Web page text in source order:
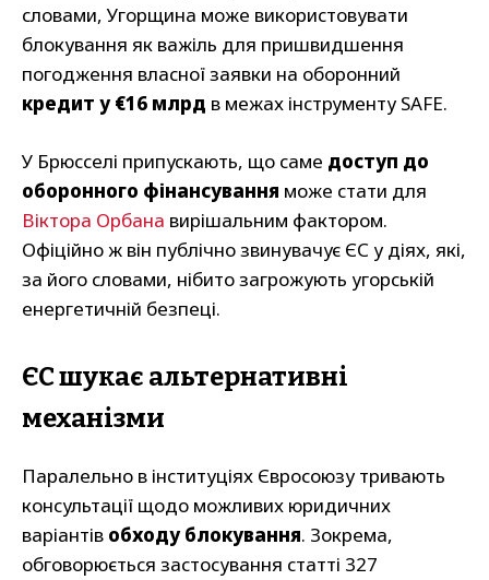
словами, Угорщина може використовувати
блокування як важіль для пришвидшення
погодження власної заявки на оборонний
кредит у €16 млрд в межах інструменту SAFE.
У Брюсселі припускають, що саме доступ до
оборонного фінансування може стати для
Віктора Орбана вирішальним фактором.
Офіційно ж він публічно звинувачує ЄС у діях, які,
за його словами, нібито загрожують угорській
енергетичній безпеці.
ЄС шукає альтернативні
механізми
Паралельно в інституціях Євросоюзу тривають
консультації щодо можливих юридичних
варіантів обходу блокування. Зокрема,
обговорюється застосування статті 327